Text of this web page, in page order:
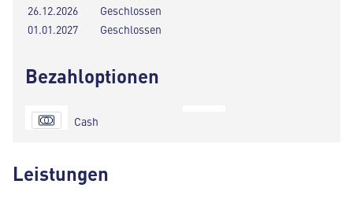
26.12.2026
Geschlossen
01.01.2027
Geschlossen
Bezahloptionen
Cash
Leistungen